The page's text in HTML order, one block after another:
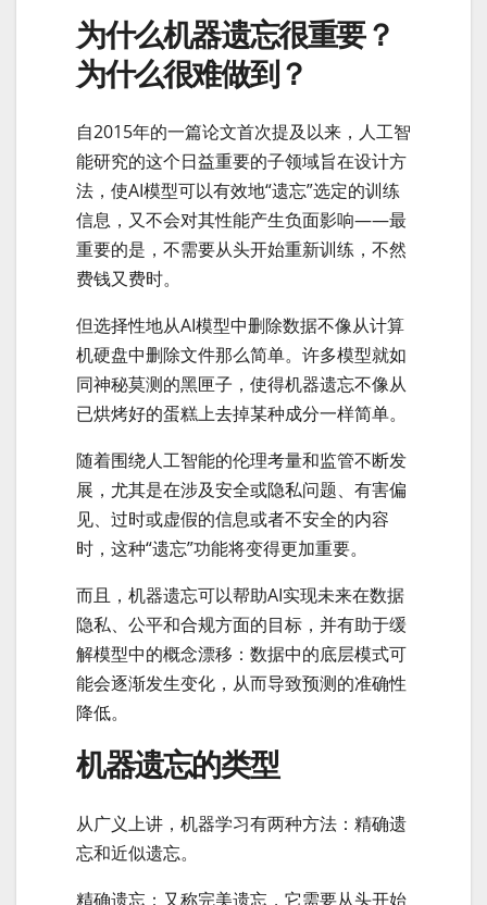
为什么机器遗忘很重要？
为什么很难做到？
自2015年的一篇论文首次提及以来，人工智
能研究的这个日益重要的子领域旨在设计方
法，使AI模型可以有效地“遗忘”选定的训练
信息，又不会对其性能产生负面影响——最
重要的是，不需要从头开始重新训练，不然
费钱又费时。
但选择性地从AI模型中删除数据不像从计算
机硬盘中删除文件那么简单。许多模型就如
同神秘莫测的黑匣子，使得机器遗忘不像从
已烘烤好的蛋糕上去掉某种成分一样简单。
随着围绕人工智能的伦理考量和监管不断发
展，尤其是在涉及安全或隐私问题、有害偏
见、过时或虚假的信息或者不安全的内容
时，这种“遗忘”功能将变得更加重要。
而且，机器遗忘可以帮助AI实现未来在数据
隐私、公平和合规方面的目标，并有助于缓
解模型中的概念漂移：数据中的底层模式可
能会逐渐发生变化，从而导致预测的准确性
降低。
机器遗忘的类型
从广义上讲，机器学习有两种方法：精确遗
忘和近似遗忘。
精确遗忘：又称完美遗忘，它需要从头开始